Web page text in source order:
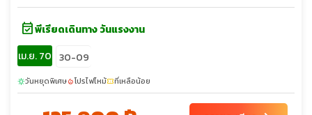
event_availableพีเรียดเดินทาง วันแรงงาน
เม.ย. 70 30-09
sunnyวันหยุดพิเศษlocal_fire_departmentโปรไฟไหม้confirmation_numberที่เหลือน้อย